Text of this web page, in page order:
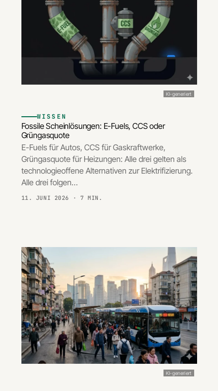
KI-generiert
WISSEN
Fossile Scheinlösungen: E-Fuels, CCS oder
Grüngasquote
E-Fuels für Autos, CCS für Gaskraftwerke,
Grüngasquote für Heizungen: Alle drei gelten als
technologieoffene Alternativen zur Elektrifizierung.
Alle drei folgen…
11. JUNI 2026 · 7 MIN.
KI-generiert